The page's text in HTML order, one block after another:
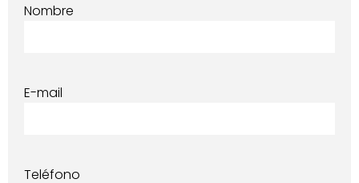
Nombre
E-mail
Teléfono